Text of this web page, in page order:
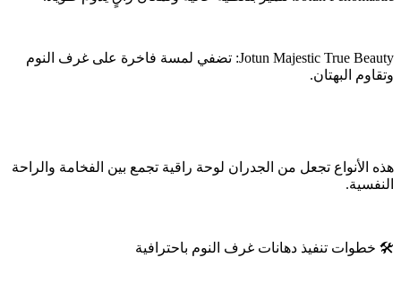
Jotun Majestic True Beauty: تضفي لمسة فاخرة على غرف النوم
وتقاوم البهتان.
هذه الأنواع تجعل من الجدران لوحة راقية تجمع بين الفخامة والراحة
النفسية.
🛠️ خطوات تنفيذ دهانات غرف النوم باحترافية